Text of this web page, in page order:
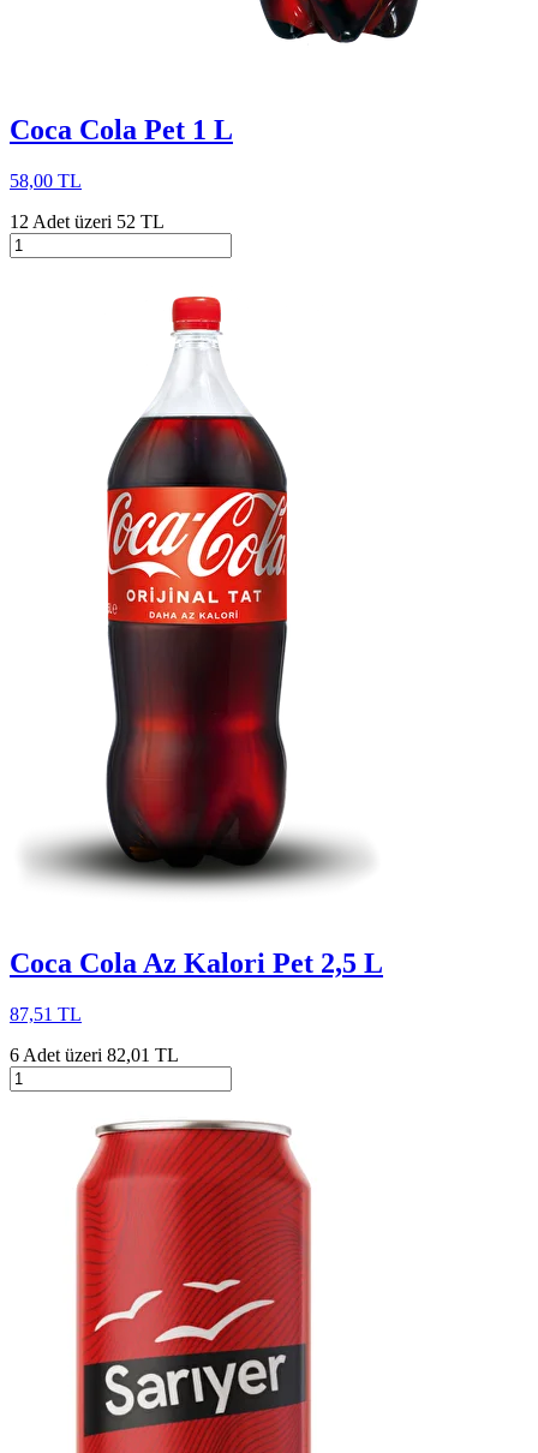
Coca Cola Pet 1 L
58,00 TL
12 Adet üzeri 52 TL
Coca Cola Az Kalori Pet 2,5 L
87,51 TL
6 Adet üzeri 82,01 TL